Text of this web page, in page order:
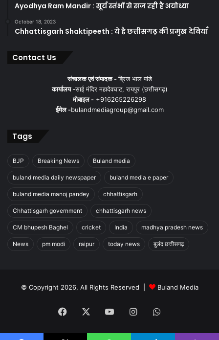
Ayodhya Ram Mandir : सूर्य स्तंभों से सज रही है अयोध्या
October 18, 2023
Chhattisgarh Shaktipeeth : ये है छत्तीसगढ़ की प्रमुख देवियाँ
Contact Us
संचालक एवं संपादक -ब्रिज भाल पांडे
कार्यालय -साई मंदिर महादेवघाट, रायपुर (छत्तीसगढ़)
मोबाइल - +916265226298
ईमेल -bulandmediagroup@gmail.com
Tags
BJP Breaking News Buland media
buland media daily newspaper buland media e paper
buland media manoj pandey chhattisgarh
Chhattisgarh government chhattisgarh news
CM bhupesh Baghel cricket India madhya pradesh news
News pm modi raipur today news बुलंद छत्तीसगढ़
© Copyright 2026, All Rights Reserved | Buland Media
Facebook YouTubeInstagramWhatsApp